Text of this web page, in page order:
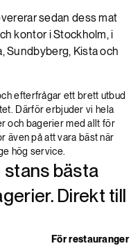
sedan dess mat
kontor i Stockholm, i
Sundbyberg, Kista och
efterfrågar ett brett utbud
Därför erbjuder vi hela
och bagerier med allt för
även på att vara bäst när
hög service.
stans bästa
Direkt till
För restauranger